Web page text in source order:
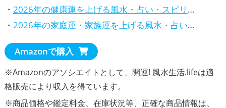
・ 2026年の健康運を上げる風水・占い・スピリチュアルな方法
・ 2026年の家庭運・家族運を上げる風水・占い・スピリチュアルな方法
Amazonで購入
※Amazonのアソシエイトとして、開運! 風水生活.lifeは適
格販売により収入を得ています。
※商品価格や鑑定料金、在庫状況等、正確な商品情報は、